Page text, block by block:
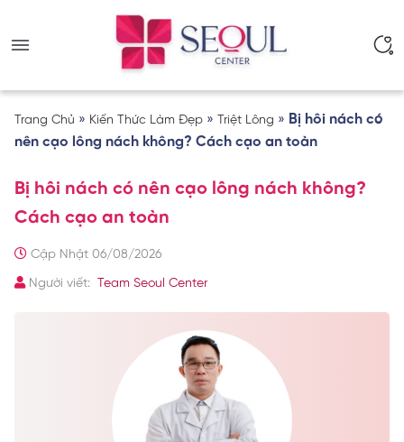
Trang Chủ » Kiến Thức Làm Đẹp » Triệt Lông » Bị hôi nách có
nên cạo lông nách không? Cách cạo an toàn
Bị hôi nách có nên cạo lông nách không?
Cách cạo an toàn
Cập Nhật 06/08/2026
Người viết: Team Seoul Center